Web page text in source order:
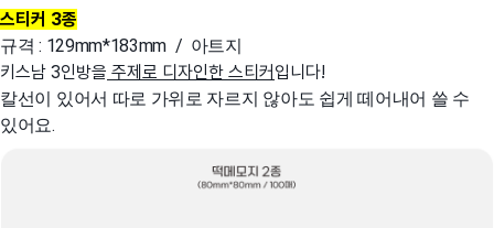
스티커 3종
규격 : 129mm*183mm / 아트지
키스남 3인방을 주제로 디자인한 스티커입니다!
칼선이 있어서 따로 가위로 자르지 않아도 쉽게 떼어내어 쓸 수
있어요.